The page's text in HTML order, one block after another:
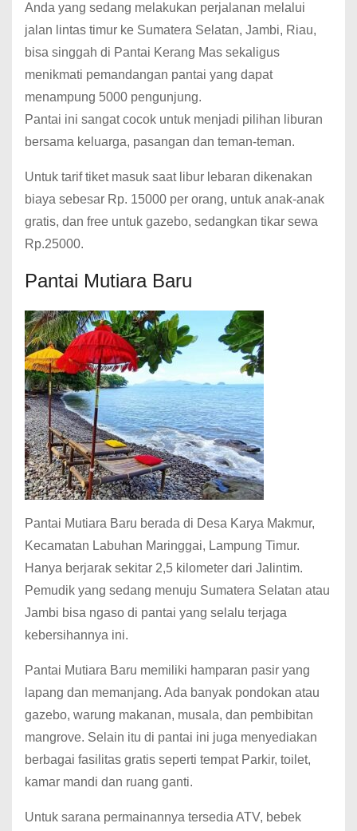
Anda yang sedang melakukan perjalanan melalui
jalan lintas timur ke Sumatera Selatan, Jambi, Riau,
bisa singgah di Pantai Kerang Mas sekaligus
menikmati pemandangan pantai yang dapat
menampung 5000 pengunjung.
Pantai ini sangat cocok untuk menjadi pilihan liburan
bersama keluarga, pasangan dan teman-teman.
Untuk tarif tiket masuk saat libur lebaran dikenakan
biaya sebesar Rp. 15000 per orang, untuk anak-anak
gratis, dan free untuk gazebo, sedangkan tikar sewa
Rp.25000.
Pantai Mutiara Baru
Pantai Mutiara Baru berada di Desa Karya Makmur,
Kecamatan Labuhan Maringgai, Lampung Timur.
Hanya berjarak sekitar 2,5 kilometer dari Jalintim.
Pemudik yang sedang menuju Sumatera Selatan atau
Jambi bisa ngaso di pantai yang selalu terjaga
kebersihannya ini.
Pantai Mutiara Baru memiliki hamparan pasir yang
lapang dan memanjang. Ada banyak pondokan atau
gazebo, warung makanan, musala, dan pembibitan
mangrove. Selain itu di pantai ini juga menyediakan
berbagai fasilitas gratis seperti tempat Parkir, toilet,
kamar mandi dan ruang ganti.
Untuk sarana permainannya tersedia ATV, bebek